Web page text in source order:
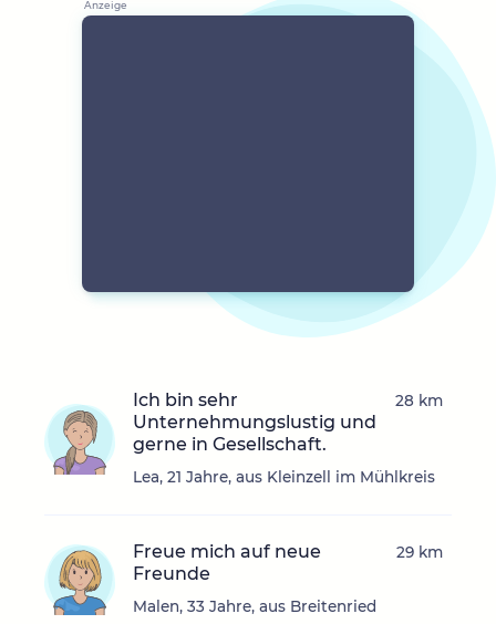
Ich bin sehr
Unternehmungslustig und
gerne in Gesellschaft.
Lea, 21 Jahre, aus Kleinzell im Mühlkreis
28 km
Freue mich auf neue
Freunde
Malen, 33 Jahre, aus Breitenried
29 km